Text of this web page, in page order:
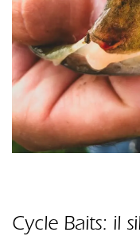
Cycle Baits: il